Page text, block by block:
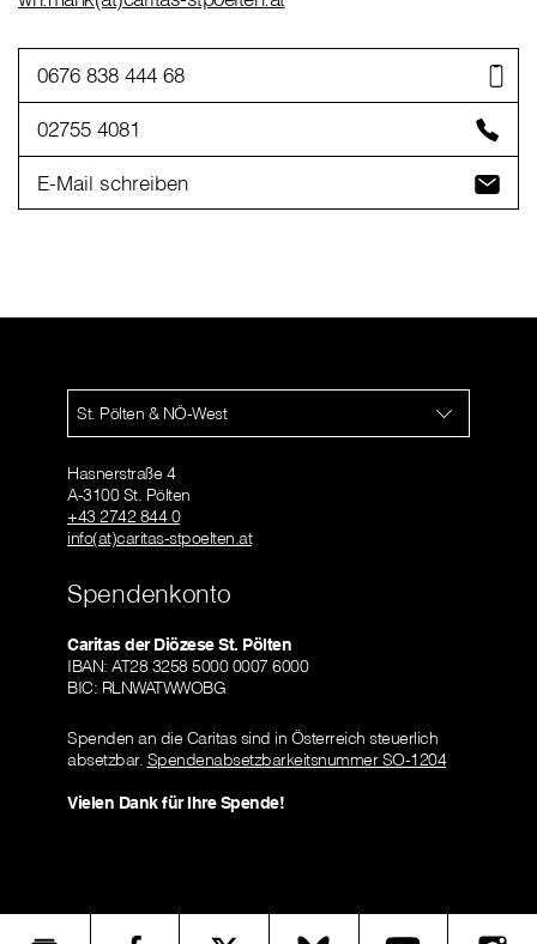
0676 838 444 68
02755 4081
E-Mail schreiben
St. Pölten & NÖ-West
Hasnerstraße 4
A-3100 St. Pölten
+43 2742 844 0
info(at)caritas-stpoelten.at
Spendenkonto
Caritas der Diözese St. Pölten
IBAN: AT28 3258 5000 0007 6000
BIC: RLNWATWWOBG
Spenden an die Caritas sind in Österreich steuerlich
absetzbar. Spendenabsetzbarkeitsnummer SO-1204
Vielen Dank für Ihre Spende!